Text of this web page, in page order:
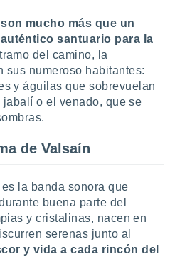
mucho más que un
santuario para la
del camino, la
sus numeroso habitantes:
y águilas que sobrevuelan
o el venado, que se
de Valsaín
la banda sonora que
buena parte del
y cristalinas, nacen en
serenas junto al
y vida a cada rincón del